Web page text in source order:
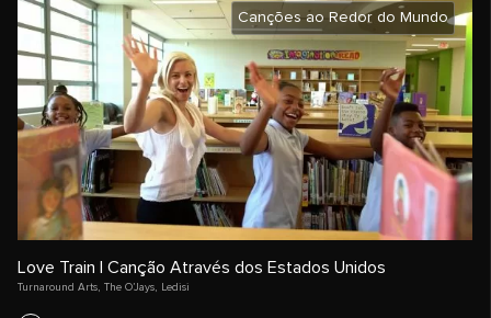
Canções ao Redor do Mundo
Love Train | Canção Através dos Estados Unidos
Turnaround Arts The O’Jays Ledisi